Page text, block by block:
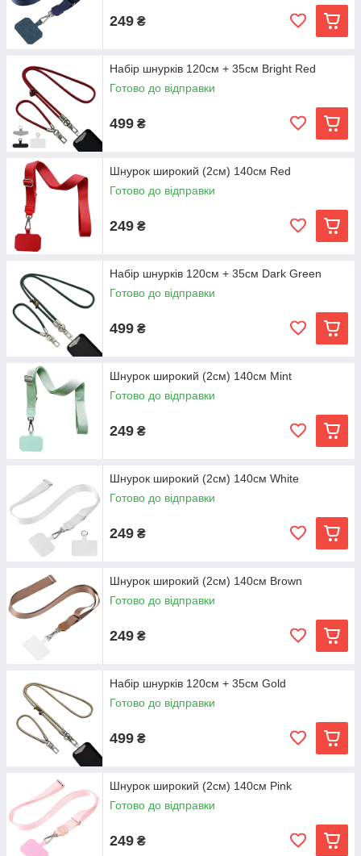
249 ₴
Набір шнурків 120см + 35см Bright Red
Готово до відправки
499 ₴
Шнурок широкий (2см) 140см Red
Готово до відправки
249 ₴
Набір шнурків 120см + 35см Dark Green
Готово до відправки
499 ₴
Шнурок широкий (2см) 140см Mint
Готово до відправки
249 ₴
Шнурок широкий (2см) 140см White
Готово до відправки
249 ₴
Шнурок широкий (2см) 140см Brown
Готово до відправки
249 ₴
Набір шнурків 120см + 35см Gold
Готово до відправки
499 ₴
Шнурок широкий (2см) 140см Pink
Готово до відправки
249 ₴